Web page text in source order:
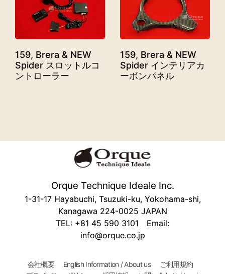
159, Brera & NEW
Spider スロットルコ
ントローラー
159, Brera & NEW
Spider インテリアカ
ーボンパネル
Orque Technique Ideale Inc.
1-31-17 Hayabuchi, Tsuzuki-ku, Yokohama-shi,
Kanagawa 224-0025 JAPAN
TEL: +81 45 590 3101 Email:
info@orque.co.jp
会社概要 English Information / About us
ご利用規約